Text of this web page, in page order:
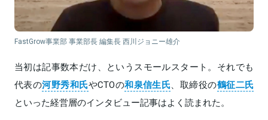
FastGrow事業部 事業部長 編集長 西川ジョニー雄介
当初は記事数本だけ、というスモールスタート。それでも
代表の河野秀和氏やCTOの和泉信生氏、取締役の鶴征二氏
といった経営層のインタビュー記事はよく読まれた。